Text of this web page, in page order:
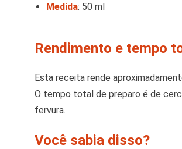
Medida: 50 ml
Rendimento e tempo
Esta receita rende
O tempo total de preparo é de
fervura.
Você sabia disso?